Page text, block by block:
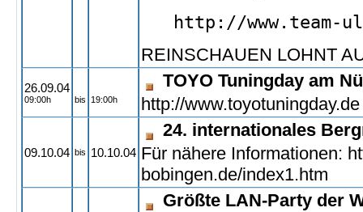
http://www.team-
REINSCHAUEN LOHNT
26.09.04
09:00h bis 19:00h
TOYO Tuningday am
http://www.toyotuningday.de
09.10.04 bis 10.10.04
24. internationales
Für nähere Informationen:
bobingen.de/index1.htm
Größte LAN-Party der